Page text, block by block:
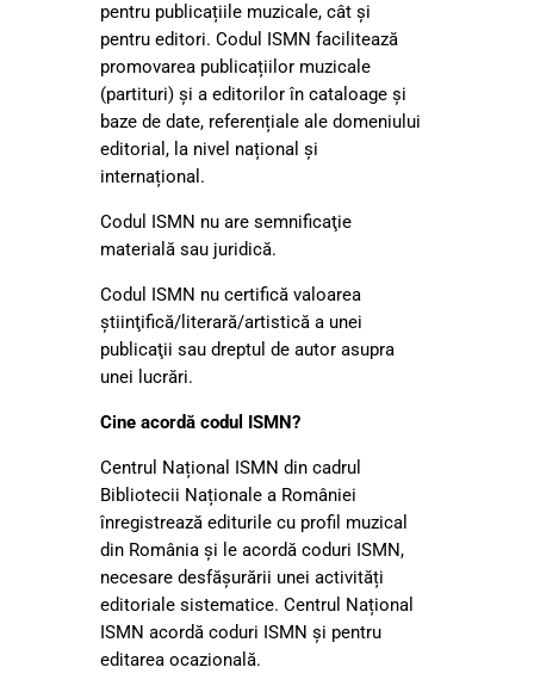
pentru publicațiile muzicale, cât și
pentru editori. Codul ISMN facilitează
promovarea publicațiilor muzicale
(partituri) și a editorilor în cataloage și
baze de date, referențiale ale domeniului
editorial, la nivel național și
internațional.
Codul ISMN nu are semnificaţie
materială sau juridică.
Codul ISMN nu certifică valoarea
ştiinţifică/literară/artistică a unei
publicaţii sau dreptul de autor asupra
unei lucrări.
Cine acordă codul ISMN?
Centrul Național ISMN din cadrul
Bibliotecii Naționale a României
înregistrează editurile cu profil muzical
din România și le acordă coduri ISMN,
necesare desfășurării unei activități
editoriale sistematice. Centrul Național
ISMN acordă coduri ISMN și pentru
editarea ocazională.